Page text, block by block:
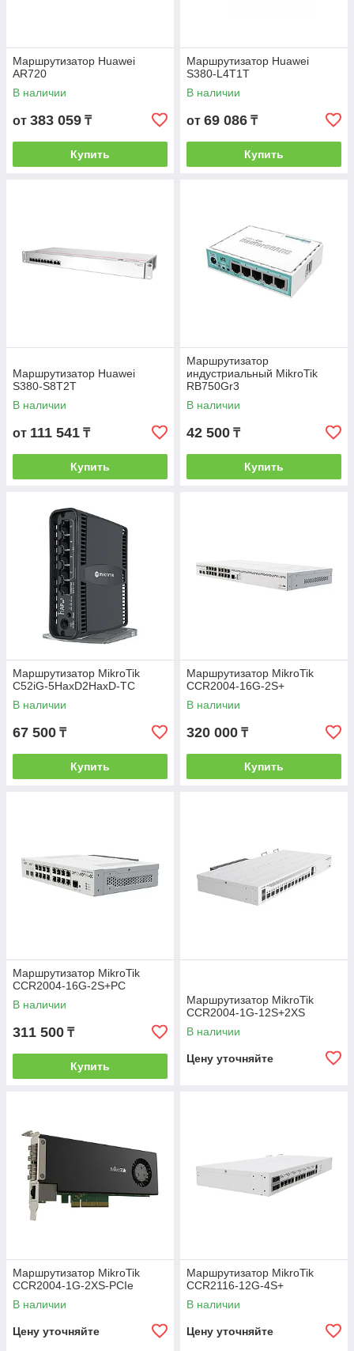
Маршрутизатор Huawei
AR720
В наличии
от 383 059 ₸
Купить
Маршрутизатор Huawei
S380-L4T1T
В наличии
от 69 086 ₸
Купить
Маршрутизатор Huawei
S380-S8T2T
В наличии
от 111 541 ₸
Купить
Маршрутизатор
индустриальный MikroTik
RB750Gr3
В наличии
42 500 ₸
Купить
Маршрутизатор MikroTik
C52iG-5HaxD2HaxD-TC
В наличии
67 500 ₸
Купить
Маршрутизатор MikroTik
CCR2004-16G-2S+
В наличии
320 000 ₸
Купить
Маршрутизатор MikroTik
CCR2004-16G-2S+PC
В наличии
311 500 ₸
Купить
Маршрутизатор MikroTik
CCR2004-1G-12S+2XS
В наличии
Цену уточняйте
Маршрутизатор MikroTik
CCR2004-1G-2XS-PCIe
В наличии
Цену уточняйте
Маршрутизатор MikroTik
CCR2116-12G-4S+
В наличии
Цену уточняйте